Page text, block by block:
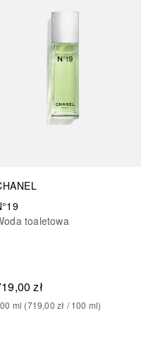
toaletowa
zł
ml (719,00 zł / 100 ml)